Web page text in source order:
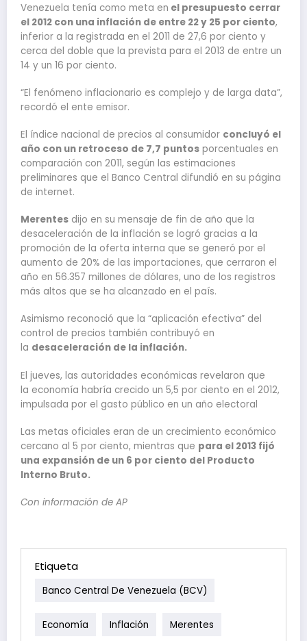
Venezuela tenía como meta en el presupuesto cerrar
el 2012 con una inflación de entre 22 y 25 por ciento,
inferior a la registrada en el 2011 de 27,6 por ciento y
cerca del doble que la prevista para el 2013 de entre un
14 y un 16 por ciento.
“El fenómeno inflacionario es complejo y de larga data”,
recordó el ente emisor.
El índice nacional de precios al consumidor concluyó el
año con un retroceso de 7,7 puntos porcentuales en
comparación con 2011, según las estimaciones
preliminares que el Banco Central difundió en su página
de internet.
Merentes dijo en su mensaje de fin de año que la
desaceleración de la inflación se logró gracias a la
promoción de la oferta interna que se generó por el
aumento de 20% de las importaciones, que cerraron el
año en 56.357 millones de dólares, uno de los registros
más altos que se ha alcanzado en el país.
Asimismo reconoció que la “aplicación efectiva” del
control de precios también contribuyó en
la desaceleración de la inflación.
El jueves, las autoridades económicas revelaron que
la economía habría crecido un 5,5 por ciento en el 2012,
impulsada por el gasto público en un año electoral
Las metas oficiales eran de un crecimiento económico
cercano al 5 por ciento, mientras que para el 2013 fijó
una expansión de un 6 por ciento del Producto
Interno Bruto.
Con información de AP
Etiqueta
Banco Central De Venezuela (BCV)
Economía Inflación Merentes